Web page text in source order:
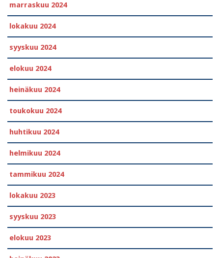
marraskuu 2024
lokakuu 2024
syyskuu 2024
elokuu 2024
heinäkuu 2024
toukokuu 2024
huhtikuu 2024
helmikuu 2024
tammikuu 2024
lokakuu 2023
syyskuu 2023
elokuu 2023